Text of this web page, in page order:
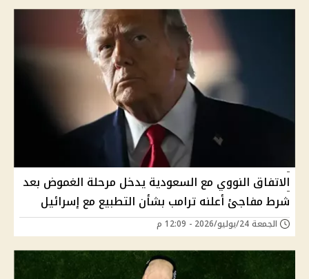
الاتفاق النووي مع السعودية يدخل مرحلة الغموض بعد
شرط مفاجئ أعلنه ترامب بشأن التطبيع مع إسرائيل
الجمعة 24/يوليو/2026 - 12:09 م